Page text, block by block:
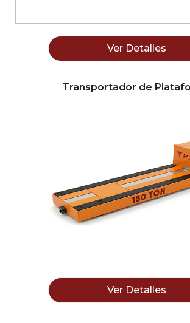
Ver Detalles
Transportador de
Ver Detalles